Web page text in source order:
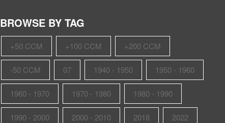
BROWSE BY TAG
+50 CCM +100 CCM +200 CCM
-50 CCM 07 1940 - 1950 1950 - 1960
1960 - 1970 1970 - 1980 1980 - 1990
1990 - 2000 2000 - 2010 2018 2022